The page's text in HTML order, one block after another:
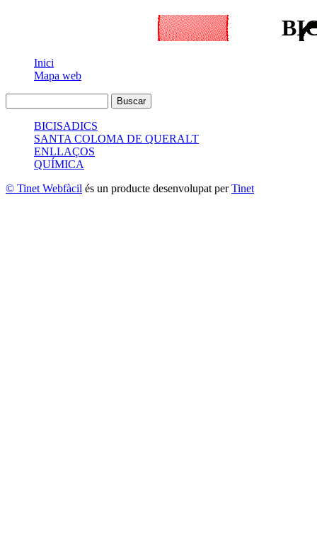
Inici
Mapa web
BICISADICS
SANTA COLOMA DE QUERALT
ENLLAÇOS
QUÍMICA
© Tinet Webfàcil és un producte desenvolupat perTinet